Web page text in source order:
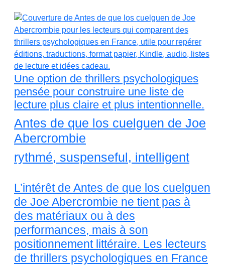
Une option de thrillers psychologiques
pensée pour construire une liste de
lecture plus claire et plus intentionnelle.
Antes de que los cuelguen de Joe
Abercrombie
rythmé, suspenseful, intelligent
L’intérêt de Antes de que los cuelguen
de Joe Abercrombie ne tient pas à
des matériaux ou à des
performances, mais à son
positionnement littéraire. Les lecteurs
de thrillers psychologiques en France